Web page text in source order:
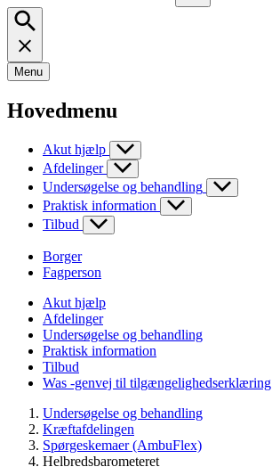
Menu
Hovedmenu
Akut hjælp
Afdelinger
Undersøgelse og behandling
Praktisk information
Tilbud
Borger
Fagperson
Akut hjælp
Afdelinger
Undersøgelse og behandling
Praktisk information
Tilbud
Was -genvej til tilgængelighedserklæring
Undersøgelse og behandling
Kræftafdelingen
Spørgeskemaer (AmbuFlex)
Helbredsbarometeret